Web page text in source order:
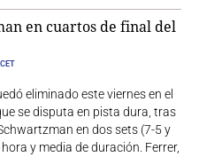
en cuartos de final del
eliminado este viernes en el
se disputa en pista dura, tras
en dos sets (7-5 y
y media de duración. Ferrer,